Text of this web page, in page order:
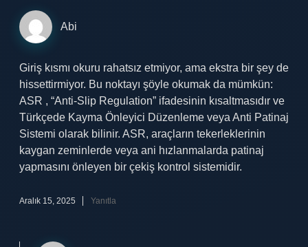
Abi
Giriş kısmı okuru rahatsız etmiyor, ama ekstra bir şey de
hissettirmiyor. Bu noktayı şöyle okumak da mümkün:
ASR , “Anti-Slip Regulation” ifadesinin kısaltmasıdır ve
Türkçede Kayma Önleyici Düzenleme veya Anti Patinaj
Sistemi olarak bilinir. ASR, araçların tekerleklerinin
kaygan zeminlerde veya ani hızlanmalarda patinaj
yapmasını önleyen bir çekiş kontrol sistemidir.
Aralık 15, 2025 Yanıtla